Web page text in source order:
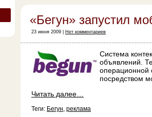
«Бегун» запустил
23 июня 2009 | Нет комментариев
Система
объявлений.
операционной
посредством
Читать далее…
Теги: Бегун, реклама